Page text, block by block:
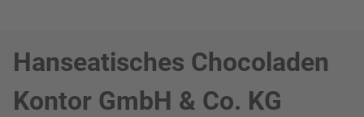
Hanseatisches Chocoladen
Kontor GmbH & Co. KG